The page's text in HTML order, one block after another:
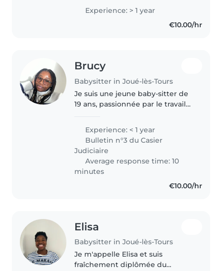
souvent de l'aide pour ses
devoirs et pleins de petits
cousins avec qui j'ai l'habitude..
Experience: > 1 year
€10.00/hr
Brucy
Babysitter in Joué-lès-Tours
Je suis une jeune baby-sitter de
19 ans, passionnée par le travail
mais je garde les enfants de ma
famille depuis..
Experience: < 1 year
Bulletin n°3 du Casier
Judiciaire
Average response time: 10
minutes
€10.00/hr
Elisa
Babysitter in Joué-lès-Tours
Je m'appelle Elisa et suis
fraîchement diplômée du